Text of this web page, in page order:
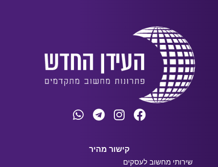
קישור מהיר
שירותי מחשוב לעסקים